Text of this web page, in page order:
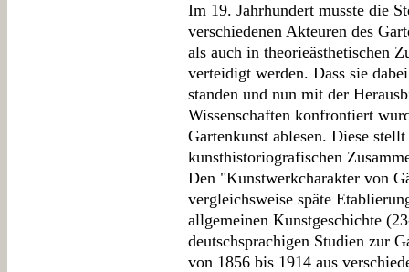
Im 19. Jahrhundert musste die
verschiedenen Akteuren des
als auch in theorieästhetischen
verteidigt werden. Dass sie
standen und nun mit der
Wissenschaften konfrontiert
Gartenkunst ablesen. Diese
kunsthistoriografischen
Den "Kunstwerkcharakter von
vergleichsweise späte
allgemeinen Kunstgeschichte
deutschsprachigen Studien zur
von 1856 bis 1914 aus